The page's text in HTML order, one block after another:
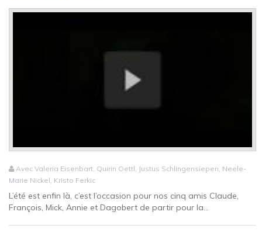
Avec Valeria Eisenbart, Quirin Oettl, Justus Schlingensiepen, Neele-
Marie Nickel, Kristo Ferkic
L’été est enfin là, c’est l’occasion pour nos cinq amis Claude,
François, Mick, Annie et Dagobert de partir pour la...